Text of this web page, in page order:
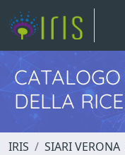
DELLA
IRIS SIARI VERONA